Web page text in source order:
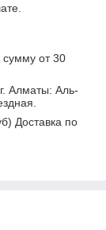
от 30
Алматы: Аль-
Доставка по